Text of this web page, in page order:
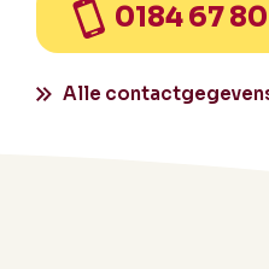
0184 67
Alle